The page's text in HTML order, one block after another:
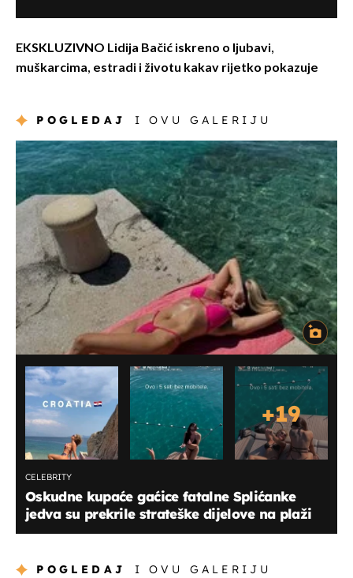
EKSKLUZIVNO Lidija Bačić iskreno o ljubavi,
muškarcima, estradi i životu kakav rijetko pokazuje
POGLEDAJ I OVU GALERIJU
+19
CELEBRITY
Oskudne kupaće gaćice fatalne Splićanke
jedva su prekrile strateške dijelove na plaži
POGLEDAJ I OVU GALERIJU